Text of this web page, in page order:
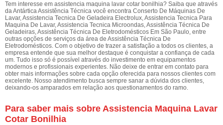
Tem interesse em assistencia maquina lavar cotar bonilhia? Saiba que através
da Antártica Assistência Técnica você encontra Conserto De Máquinas De
Lavar, Assistencia Tecnica De Geladeira Electrolux, Assistencia Tecnica Para
Maquina De Lavar, Assistencia Tecnica Microondas, Assistência Técnica De
Geladeiras, Assistência Técnica De Eletrodomésticos Em São Paulo, entre
outras opções de serviços da área de Assistência Técnica De
Eletrodomésticos. Com o objetivo de trazer a satisfação a todos os clientes, a
empresa entende que sua melhor destaque é conquistar a confiança de cada
um. Tudo isso só é possível através do investimento em equipamentos
modernos e profissionais experientes. Não deixe de entrar em contato para
obter mais informações sobre cada opção oferecida para nossos clientes com
excelente. Nosso atendimento busca sempre sanar a dúvida dos clientes,
deixando-os amparados em relação aos questionamentos do ramo.
Para saber mais sobre Assistencia Maquina Lavar
Cotar Bonilhia